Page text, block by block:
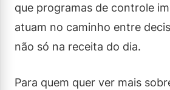
que programas de controle
atuam no caminho entre
não só na receita do dia.
Para quem quer ver mais